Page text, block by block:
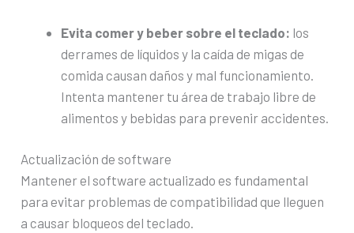
Evita comer y beber sobre el teclado: los
derrames de líquidos y la caída de migas de
comida causan daños y mal funcionamiento.
Intenta mantener tu área de trabajo libre de
alimentos y bebidas para prevenir accidentes.
Actualización de software
Mantener el software actualizado es fundamental
para evitar problemas de compatibilidad que lleguen
a causar bloqueos del teclado.